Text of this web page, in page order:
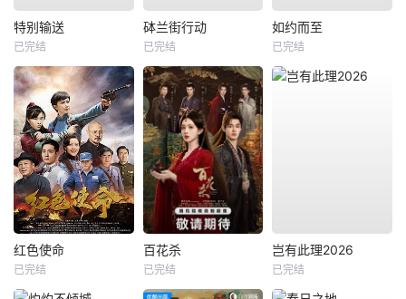
特别输送
已完结
砵兰街行动
已完结
如约而至
已完结
红色使命
已完结
百花杀
已完结
岂有此理2026
已完结